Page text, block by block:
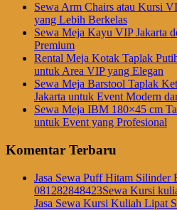
Sewa Arm Chairs atau Kursi
yang Lebih Berkelas
Sewa Meja Kayu VIP Jakarta
Premium
Rental Meja Kotak Taplak
untuk Area VIP yang Elegan
Sewa Meja Barstool Taplak
Jakarta untuk Event Modern
Sewa Meja IBM 180×45 cm
untuk Event yang Profesional
Komentar Terbaru
Jasa Sewa Puff Hitam Silinder
081282848423Sewa Kursi
Jasa Sewa Kursi Kuliah Lipat